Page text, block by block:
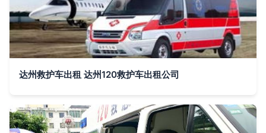
达州救护车出租 达州120救护车出租公司